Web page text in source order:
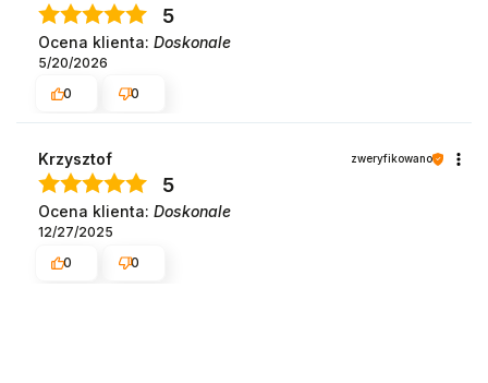
5
Ocena klienta: Doskonale
5/20/2026
0
0
Krzysztof zweryfikowano
5
Ocena klienta: Doskonale
12/27/2025
0
0